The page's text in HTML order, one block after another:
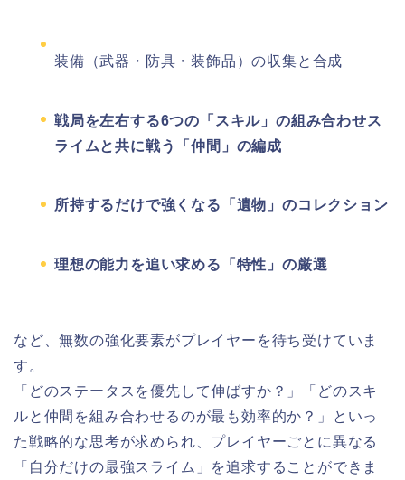
装備（武器・防具・装飾品）の収集と合成
戦局を左右する6つの「スキル」の組み合わせス
ライムと共に戦う「仲間」の編成
所持するだけで強くなる「遺物」のコレクション
理想の能力を追い求める「特性」の厳選
など、無数の強化要素がプレイヤーを待ち受けていま
す。
「どのステータスを優先して伸ばすか？」「どのスキ
ルと仲間を組み合わせるのが最も効率的か？」といっ
た戦略的な思考が求められ、プレイヤーごとに異なる
「自分だけの最強スライム」を追求することができま